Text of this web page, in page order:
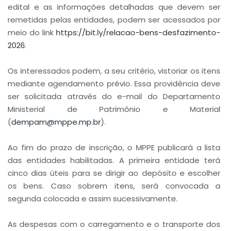
edital e as informações detalhadas que devem ser
remetidas pelas entidades, podem ser acessados por
meio do link https://bit.ly/relacao-bens-desfazimento-
2026.
Os interessados podem, a seu critério, vistoriar os itens
mediante agendamento prévio. Essa providência deve
ser solicitada através do e-mail do Departamento
Ministerial de Patrimônio e Material
(dempam@mppe.mp.br).
Ao fim do prazo de inscrição, o MPPE publicará a lista
das entidades habilitadas. A primeira entidade terá
cinco dias úteis para se dirigir ao depósito e escolher
os bens. Caso sobrem itens, será convocada a
segunda colocada e assim sucessivamente.
As despesas com o carregamento e o transporte dos